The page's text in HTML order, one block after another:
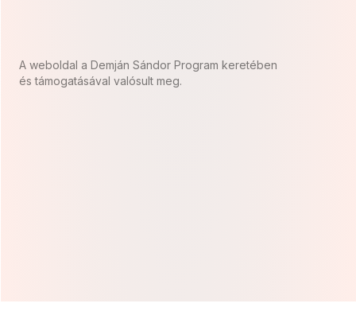
A weboldal a Demján Sándor Program keretében
és támogatásával valósult meg.